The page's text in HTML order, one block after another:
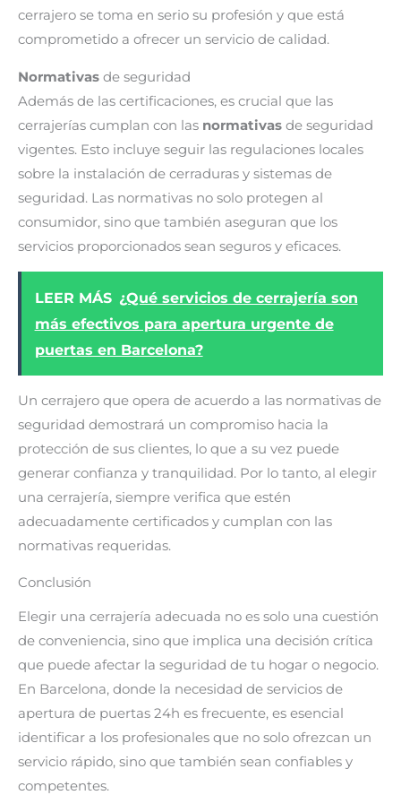
cerrajero se toma en serio su profesión y que está
comprometido a ofrecer un servicio de calidad.
Normativas de seguridad
Además de las certificaciones, es crucial que las
cerrajerías cumplan con las normativas de seguridad
vigentes. Esto incluye seguir las regulaciones locales
sobre la instalación de cerraduras y sistemas de
seguridad. Las normativas no solo protegen al
consumidor, sino que también aseguran que los
servicios proporcionados sean seguros y eficaces.
LEER MÁS ¿Qué servicios de cerrajería son
más efectivos para apertura urgente de
puertas en Barcelona?
Un cerrajero que opera de acuerdo a las normativas de
seguridad demostrará un compromiso hacia la
protección de sus clientes, lo que a su vez puede
generar confianza y tranquilidad. Por lo tanto, al elegir
una cerrajería, siempre verifica que estén
adecuadamente certificados y cumplan con las
normativas requeridas.
Conclusión
Elegir una cerrajería adecuada no es solo una cuestión
de conveniencia, sino que implica una decisión crítica
que puede afectar la seguridad de tu hogar o negocio.
En Barcelona, donde la necesidad de servicios de
apertura de puertas 24h es frecuente, es esencial
identificar a los profesionales que no solo ofrezcan un
servicio rápido, sino que también sean confiables y
competentes.